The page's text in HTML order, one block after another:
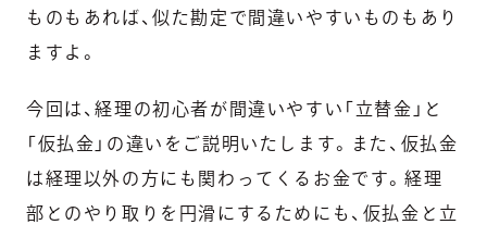
ものもあれば、似た勘定で間違いやすいものもあり
ますよ。
今回は、経理の初心者が間違いやすい「立替金」と
「仮払金」の違いをご説明いたします。また、仮払金
は経理以外の方にも関わってくるお金です。経理
部とのやり取りを円滑にするためにも、仮払金と立